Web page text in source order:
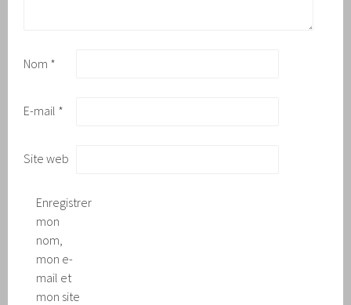
Nom *
E-mail *
Site web
Enregistrer
mon
nom,
mon e-
mail et
mon site